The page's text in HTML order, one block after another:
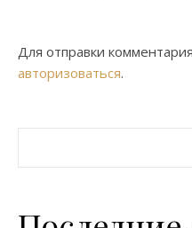
Для отправки
авторизоваться.